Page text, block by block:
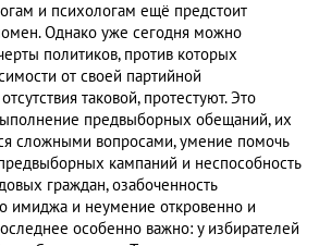
и психологам ещё предстоит
Однако уже сегодня можно
политиков, против которых
от своей партийной
таковой, протестуют. Это
предвыборных обещаний, их
сложными вопросами, умение помочь
кампаний и неспособность
граждан, озабоченность
имиджа и неумение откровенно и
особенно важно: у избирателей